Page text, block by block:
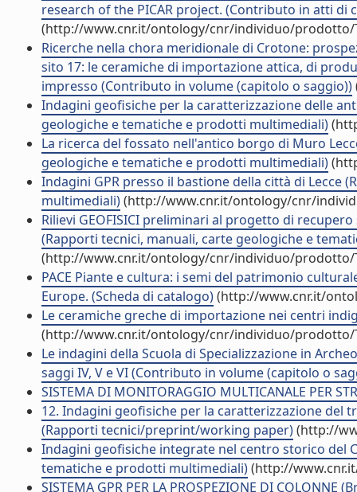
research of the PICAR project. (Contributo in atti di
(http://www.cnr.it/ontology/cnr/individuo/prodotto/
Ricerche nella chora meridionale di Crotone:
sito 17: le ceramiche di importazione attica, di
impresso (Contributo in volume (capitolo o saggio))
Indagini geofisiche per la caratterizzazione delle
geologiche e tematiche e prodotti multimediali)
La ricerca del fossato nell'antico borgo di Muro
geologiche e tematiche e prodotti multimediali)
Indagini GPR presso il bastione della città di Lecce
multimediali)(http://www.cnr.it/ontology/cnr/
Rilievi GEOFISICI preliminari al progetto di recupero
(Rapporti tecnici, manuali, carte geologiche e
(http://www.cnr.it/ontology/cnr/individuo/prodotto/
PACE Piante e cultura: i semi del patrimonio
Europe. (Scheda di catalogo)(http://www.cnr.it/
Le ceramiche greche di importazione nei centri
(http://www.cnr.it/ontology/cnr/individuo/prodotto/
Le indagini della Scuola di Specializzazione in
saggi IV, V e VI (Contributo in volume (capitolo o
SISTEMA DI MONITORAGGIO MULTICANALE PER
12. Indagini geofisiche per la caratterizzazione del
(Rapporti tecnici/preprint/working paper)(http://
Indagini geofisiche integrate nel centro storico del
tematiche e prodotti multimediali)(http://
SISTEMA GPR PER LA PROSPEZIONE DI COLONNE